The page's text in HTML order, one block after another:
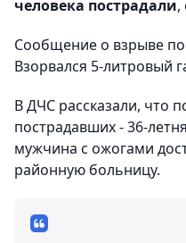
человека пострадали,
Сообщение о взрыве
Взорвался 5-литровый
В ДЧС рассказали, что
пострадавших - 36-
мужчина с ожогами
районную больницу.